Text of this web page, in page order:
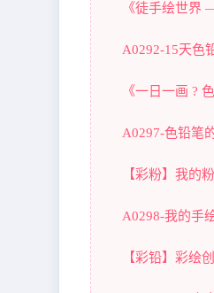
《徒手绘世界
A0292-15天色
《一日一画 ?
A0297-色铅笔
【彩粉】我的
A0298-我的手
【彩铅】彩绘